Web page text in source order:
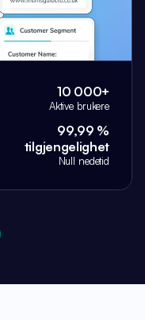
10 000+
Aktive brukere
99,99 %
tilgjengelighet
Null nedetid